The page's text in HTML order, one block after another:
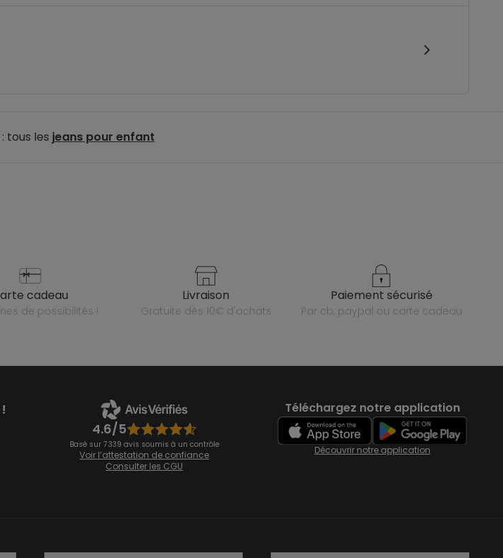
tous les jeans pour enfant
carte cadeau
de possibilités !
livraison
gratuite dès 10€ d'achats
paiement sécurisé
par cb, paypal ou carte cadeau
4.6/5
Basé sur 7 339 avis soumis à un contrôle
Voir l’attestation de confiance
Consulter les CGU
Téléchargez notre application
Découvrir notre application